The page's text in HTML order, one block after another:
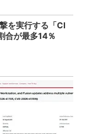
を実行する「Cl
が最多14％